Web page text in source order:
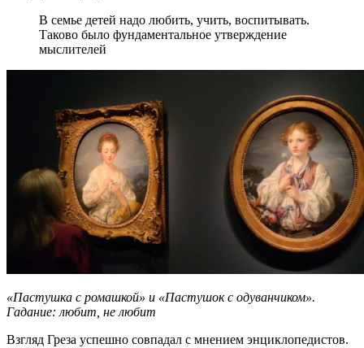
В семье детей надо любить, учить, воспитывать.
Таково было фундаментальное утверждение
мыслителей
«Пастушка с ромашкой» и «Пастушок с одуванчиком».
Гадание: любит, не любит
Взгляд Греза успешно совпадал с мнением энциклопедистов.